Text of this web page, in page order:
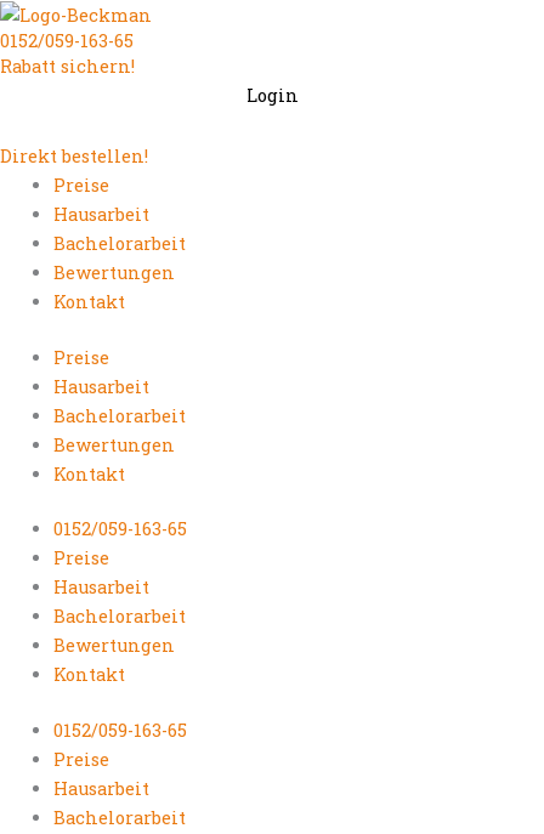
Zum
Inhalt
springen
0152/059-163-65
Rabatt sichern!
Login
Direkt bestellen!
Preise
Hausarbeit
Bachelorarbeit
Bewertungen
Kontakt
Preise
Hausarbeit
Bachelorarbeit
Bewertungen
Kontakt
0152/059-163-65
Preise
Hausarbeit
Bachelorarbeit
Bewertungen
Kontakt
0152/059-163-65
Preise
Hausarbeit
Bachelorarbeit